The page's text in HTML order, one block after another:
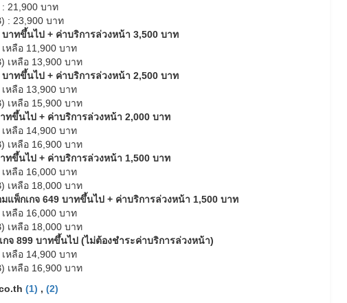
: 21,900 บาท
: 23,900 บาท
บาทขึ้นไป + ค่าบริการล่วงหน้า 3,500 บาท
เหลือ 11,900 บาท
เหลือ 13,900 บาท
บาทขึ้นไป + ค่าบริการล่วงหน้า 2,500 บาท
เหลือ 13,900 บาท
เหลือ 15,900 บาท
ทขึ้นไป + ค่าบริการล่วงหน้า 2,000 บาท
เหลือ 14,900 บาท
เหลือ 16,900 บาท
ทขึ้นไป + ค่าบริการล่วงหน้า 1,500 บาท
เหลือ 16,000 บาท
เหลือ 18,000 บาท
แพ็กเกจ 649 บาทขึ้นไป + ค่าบริการล่วงหน้า 1,500 บาท
เหลือ 16,000 บาท
เหลือ 18,000 บาท
จ 899 บาทขึ้นไป (ไม่ต้องชำระค่าบริการล่วงหน้า)
เหลือ 14,900 บาท
เหลือ 16,900 บาท
(1) , (2)